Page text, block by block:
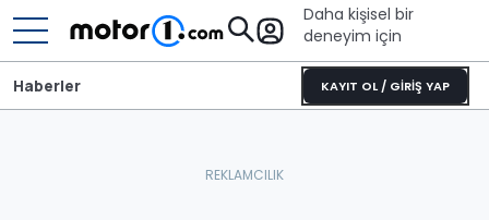
Daha kişisel bir
deneyim için
KAYIT OL / GİRİŞ YAP
Haberler